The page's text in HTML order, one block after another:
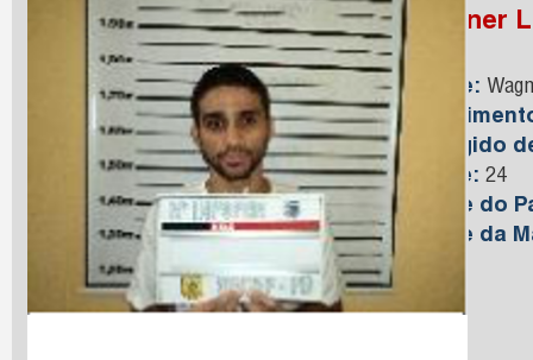
Wagner
Nome:
Foragido
Idade: 24
Nome do
Nome da